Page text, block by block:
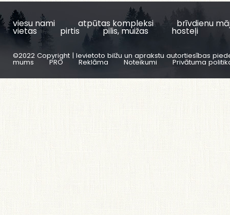
viesu nami atpūtas kompleksi brīvdienu
vietas pirtis pilis, muižas hosteļi
©2022 Copyright | Ievietoto bilžu un aprakstu autortiesības
mums PRO Reklāma Noteikumi Privātuma